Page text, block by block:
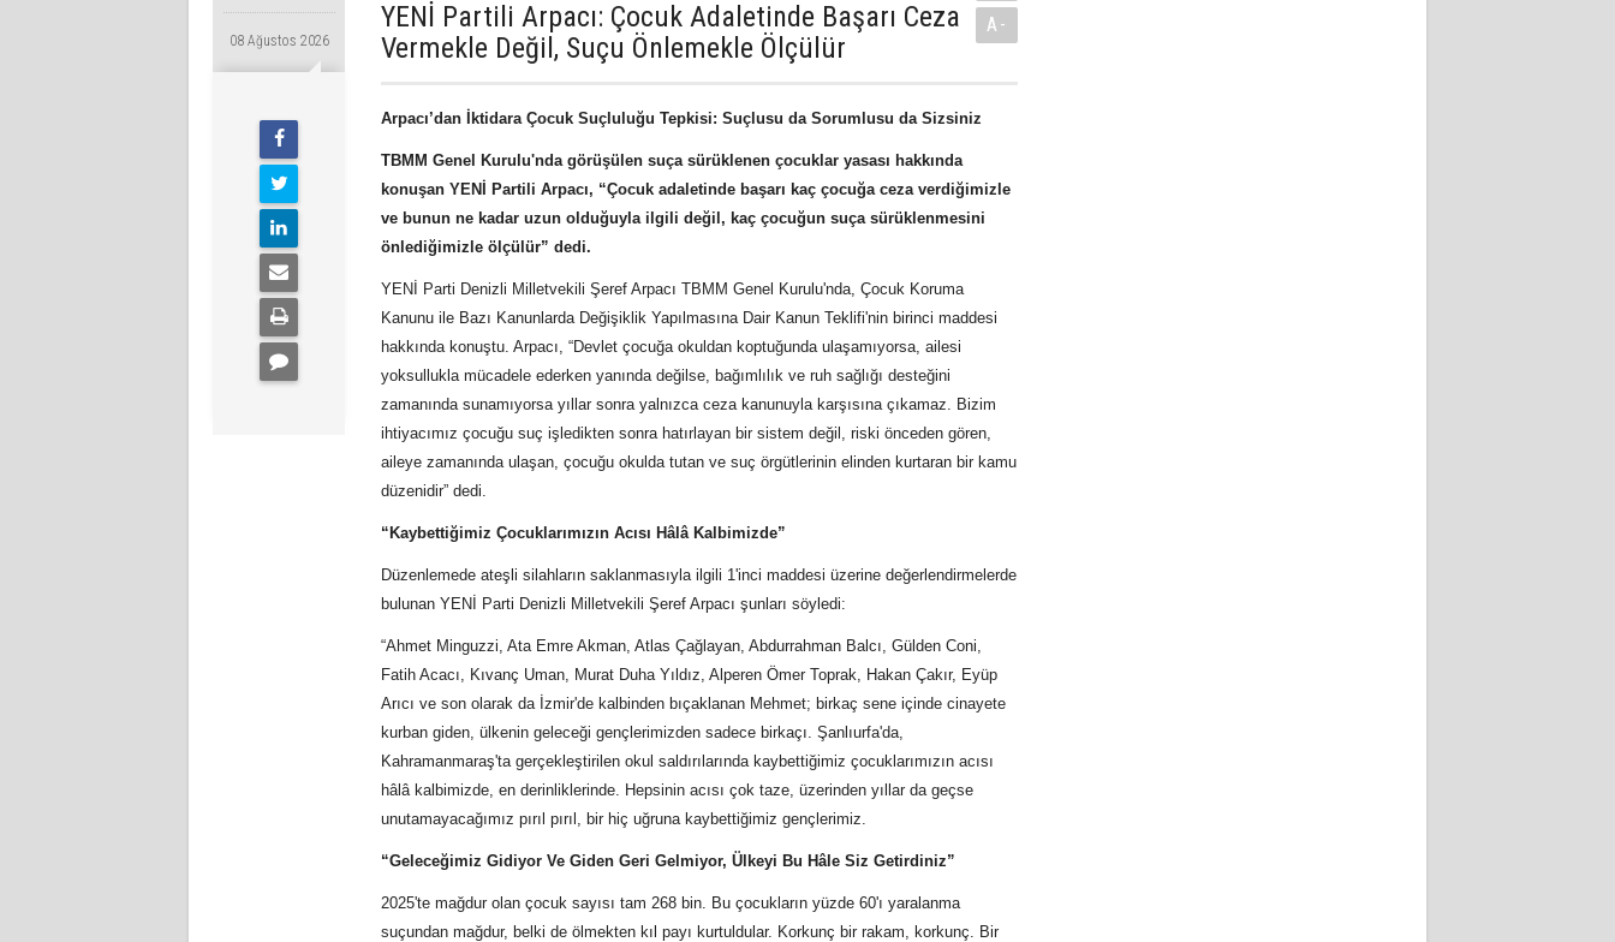
08 Ağustos 2026
YENİ Partili Arpacı: Çocuk Adaletinde Başarı Ceza
Vermekle Değil, Suçu Önlemekle Ölçülür
A-
Arpacı’dan İktidara Çocuk Suçluluğu Tepkisi: Suçlusu da Sorumlusu da Sizsiniz
TBMM Genel Kurulu'nda görüşülen suça sürüklenen çocuklar yasası hakkında
konuşan YENİ Partili Arpacı, “Çocuk adaletinde başarı kaç çocuğa ceza verdiğimizle
ve bunun ne kadar uzun olduğuyla ilgili değil, kaç çocuğun suça sürüklenmesini
önlediğimizle ölçülür” dedi.
YENİ Parti Denizli Milletvekili Şeref Arpacı TBMM Genel Kurulu'nda, Çocuk Koruma
Kanunu ile Bazı Kanunlarda Değişiklik Yapılmasına Dair Kanun Teklifi'nin birinci maddesi
hakkında konuştu. Arpacı, “Devlet çocuğa okuldan koptuğunda ulaşamıyorsa, ailesi
yoksullukla mücadele ederken yanında değilse, bağımlılık ve ruh sağlığı desteğini
zamanında sunamıyorsa yıllar sonra yalnızca ceza kanunuyla karşısına çıkamaz. Bizim
ihtiyacımız çocuğu suç işledikten sonra hatırlayan bir sistem değil, riski önceden gören,
aileye zamanında ulaşan, çocuğu okulda tutan ve suç örgütlerinin elinden kurtaran bir kamu
düzenidir” dedi.
“Kaybettiğimiz Çocuklarımızın Acısı Hâlâ Kalbimizde”
Düzenlemede ateşli silahların saklanmasıyla ilgili 1'inci maddesi üzerine değerlendirmelerde
bulunan YENİ Parti Denizli Milletvekili Şeref Arpacı şunları söyledi:
“Ahmet Minguzzi, Ata Emre Akman, Atlas Çağlayan, Abdurrahman Balcı, Gülden Coni,
Fatih Acacı, Kıvanç Uman, Murat Duha Yıldız, Alperen Ömer Toprak, Hakan Çakır, Eyüp
Arıcı ve son olarak da İzmir'de kalbinden bıçaklanan Mehmet; birkaç sene içinde cinayete
kurban giden, ülkenin geleceği gençlerimizden sadece birkaçı. Şanlıurfa'da,
Kahramanmaraş'ta gerçekleştirilen okul saldırılarında kaybettiğimiz çocuklarımızın acısı
hâlâ kalbimizde, en derinliklerinde. Hepsinin acısı çok taze, üzerinden yıllar da geçse
unutamayacağımız pırıl pırıl, bir hiç uğruna kaybettiğimiz gençlerimiz.
“Geleceğimiz Gidiyor Ve Giden Geri Gelmiyor, Ülkeyi Bu Hâle Siz Getirdiniz”
2025'te mağdur olan çocuk sayısı tam 268 bin. Bu çocukların yüzde 60'ı yaralanma
suçundan mağdur, belki de ölmekten kıl payı kurtuldular. Korkunç bir rakam, korkunç. Bir